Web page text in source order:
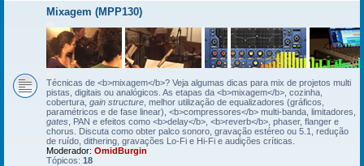
Mixagem (MPP130)
Técnicas de <b>mixagem</b>? Veja algumas dicas para mix de projetos multi
pistas, digitais ou analógicos. As etapas da <b>mixagem</b>, cozinha,
cobertura, gain structure , melhor utilização de equalizadores (gráficos,
paramétricos e de fase linear), <b>compressores</b> multi-banda, limitadores,
gates , PAN e efeitos como <b>delay</b>, <b>reverb</b>, phaser, flanger e
chorus. Discuta como obter palco sonoro, gravação estéreo ou 5.1, redução
de ruído, dithering, gravações Lo-Fi e Hi-Fi e audições críticas.
Moderador: OmidBurgin
Tópicos: 18